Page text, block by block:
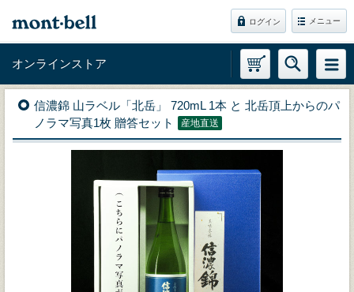
ログイン メニュー
オンラインストア
信濃錦 山ラベル「北岳」 720mL 1本 と 北岳頂上からのパ
ノラマ写真1枚 贈答セット
産地直送